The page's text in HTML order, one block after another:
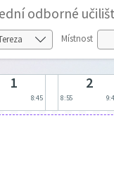
odborné
Místnost
1
8:45
2
8:55